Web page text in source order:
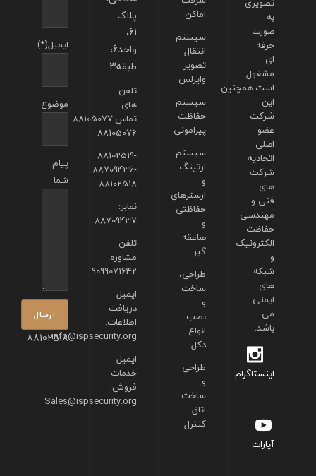
ایمیل(*)
موضوع
پیام
شما
88102518
پلاک
61،
واحد6،
طبقه3
تلفن
های
تماس:88105077-
88105076
88102519-
88709436-
88102518
نمابر:
88709437
تلفن
مشاوره:
9099071642
ایمیل
دریافت
اطلاعات:
info@ispsecurity.org
ایمیل
خدمات
فروش:
Sales@ispsecurity.org
اماکن
سیستم
انتقال
تصویر
وایرلس
سیستم
حفاظت
پیرامونی
سیستم
ارتینگ
و
ارسترهای
حفاظتی
و
صاعقه
گیر
طراحی،
ساخت
و
نصب
انواع
دکل
طراحی
و
ساخت
اتاق
کنترل
به
صورت
حرفه
ای
مشغول
است.همچنین
این
شرکت
عضو
اصلی
اتحادیه
شرکت
های
فنی و
مهندسی
حفاظت
الکترونیک
و
شبکه
های
ایمنی
می
باشد.
اینستاگرام
آپارات